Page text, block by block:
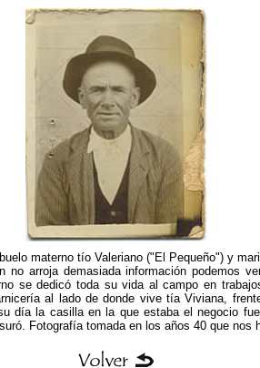
materno tío Valeriano ("El Pequeño") y
no arroja demasiada información podemos
se dedicó toda su vida al campo en
al lado de donde vive tía Viviana,
día la casilla en la que estaba el negocio
Fotografía tomada en los años 40 que nos